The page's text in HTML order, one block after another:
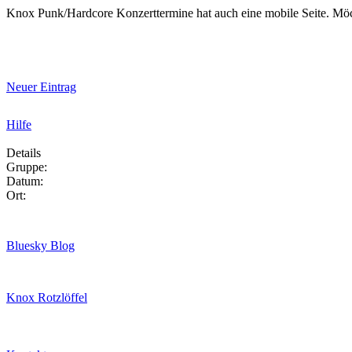
Knox Punk/Hardcore Konzerttermine hat auch eine mobile Seite.
Neuer Eintrag
Hilfe
Details
Gruppe:
Datum:
Ort:
Bluesky Blog
Knox Rotzlöffel